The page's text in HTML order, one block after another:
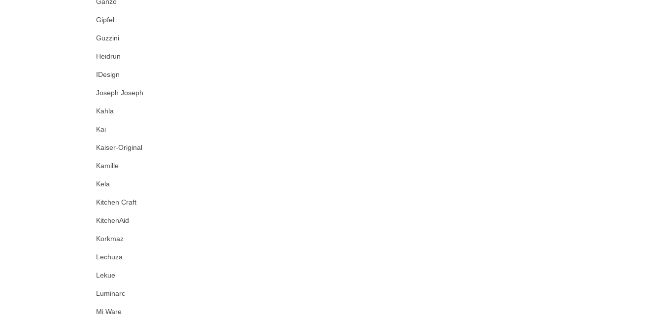
Gipfel
Guzzini
Heidrun
IDesign
Joseph Joseph
Kahla
Kai
Kaiser-Original
Kamille
Kela
Kitchen Craft
KitchenAid
Korkmaz
Lechuza
Lekue
Luminarc
Mi Ware